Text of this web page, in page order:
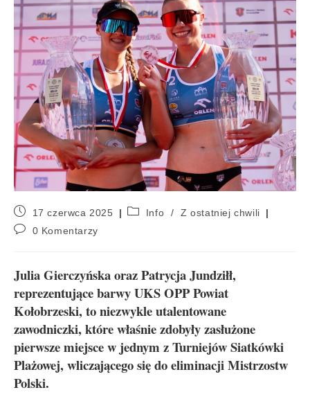
17 czerwca 2025 Info /
Z ostatniej chwili
0 Komentarzy
Julia Gierczyńska oraz Patrycja Jundziłł,
reprezentujące barwy UKS OPP Powiat
Kołobrzeski, to niezwykle utalentowane
zawodniczki, które właśnie zdobyły zasłużone
pierwsze miejsce w jednym z Turniejów Siatkówki
Plażowej, wliczającego się do eliminacji Mistrzostw
Polski.